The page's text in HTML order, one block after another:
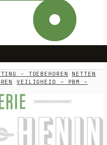
- TOEBEHOREN
NETTEN
VEILIGHEID – PBM –